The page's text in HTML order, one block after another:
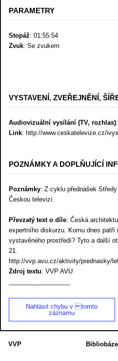
PARAMETRY
Stopáž: 01:55:54
Zvuk: Se zvukem
VYSTAVENÍ, ZVEŘEJNĚNÍ,
Audiovizuální vysílání (TV, rozhlas)
Link: http://www.ceskatelevize.cz/
POZNÁMKY A DOPLŇUJÍCÍ
Poznámky: Z cyklu přednášek
Českou televizí.
Převzatý text o díle: Česká
expertního diskurzu. Komu dnes
vystavěného prostředí? Tyto a další
21.
http://vvp.avu.cz/aktivity/prednasky/
Zdroj textu: VVP AVU
Nahlásit chybu v tomto
záznamu
VVP Bibliobáze